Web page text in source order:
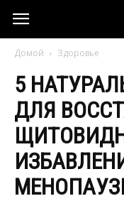
Домой Здоровье
5
ДЛЯ